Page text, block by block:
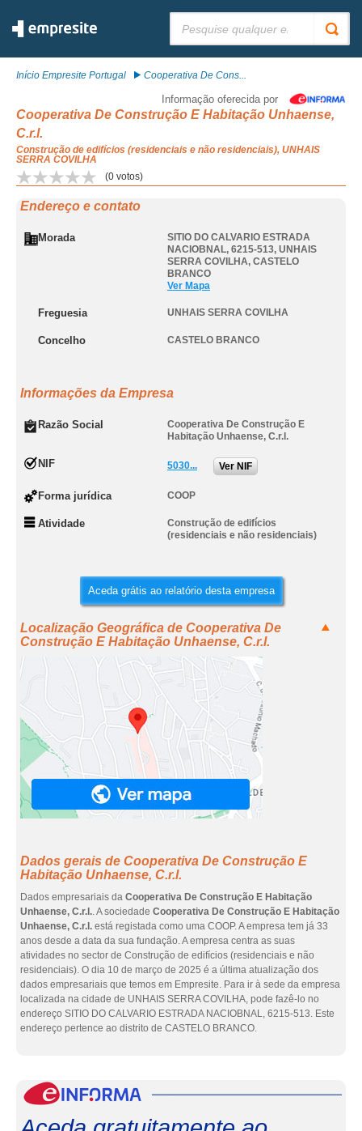
Início Empresite Portugal Cooperativa De Cons...
Informação oferecida por
Cooperativa De Construção E Habitação Unhaense,
C.r.l.
Construção de edifícios (residenciais e não residenciais), UNHAIS
SERRA COVILHA
(0 votos)
Endereço e contato
Morada
SITIO DO CALVARIO ESTRADA
NACIOBNAL, 6215-513, UNHAIS
SERRA COVILHA, CASTELO
BRANCO
Ver Mapa
Freguesia UNHAIS SERRA COVILHA
Concelho CASTELO BRANCO
Informações da Empresa
Razão Social
Cooperativa De Construção E
Habitação Unhaense, C.r.l.
NIF 5030... Ver NIF
Forma jurídica COOP
Atividade
Construção de edifícios
(residenciais e não residenciais)
Aceda grátis ao relatório desta empresa
Localização Geográfica de Cooperativa De
Construção E Habitação Unhaense, C.r.l.
Dados gerais de Cooperativa De Construção E
Habitação Unhaense, C.r.l.
Dados empresariais da Cooperativa De Construção E Habitação
Unhaense, C.r.l.. A sociedade Cooperativa De Construção E Habitação
Unhaense, C.r.l. está registada como uma COOP. A empresa tem já 33
anos desde a data da sua fundação. A empresa centra as suas
atividades no sector de Construção de edifícios (residenciais e não
residenciais). O dia 10 de março de 2025 é a última atualização dos
dados empresariais que temos em Empresite. Para ir à sede da empresa
localizada na cidade de UNHAIS SERRA COVILHA, pode fazê-lo no
endereço SITIO DO CALVARIO ESTRADA NACIOBNAL, 6215-513. Este
endereço pertence ao distrito de CASTELO BRANCO.